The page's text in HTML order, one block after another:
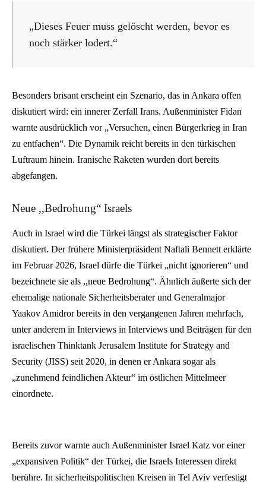
„Dieses Feuer muss gelöscht werden, bevor es
noch stärker lodert.“
Besonders brisant erscheint ein Szenario, das in Ankara offen
diskutiert wird: ein innerer Zerfall Irans. Außenminister Fidan
warnte ausdrücklich vor „Versuchen, einen Bürgerkrieg in Iran
zu entfachen“. Die Dynamik reicht bereits in den türkischen
Luftraum hinein. Iranische Raketen wurden dort bereits
abgefangen.
Neue ,,Bedrohung“ Israels
Auch in Israel wird die Türkei längst als strategischer Faktor
diskutiert. Der frühere Ministerpräsident Naftali Bennett erklärte
im Februar 2026, Israel dürfe die Türkei „nicht ignorieren“ und
bezeichnete sie als ,,neue Bedrohung“. Ähnlich äußerte sich der
ehemalige nationale Sicherheitsberater und Generalmajor
Yaakov Amidror bereits in den vergangenen Jahren mehrfach,
unter anderem in Interviews in Interviews und Beiträgen für den
israelischen Thinktank Jerusalem Institute for Strategy and
Security (JISS) seit 2020, in denen er Ankara sogar als
„zunehmend feindlichen Akteur“ im östlichen Mittelmeer
einordnete.
Bereits zuvor warnte auch Außenminister Israel Katz vor einer
„expansiven Politik“ der Türkei, die Israels Interessen direkt
berühre. In sicherheitspolitischen Kreisen in Tel Aviv verfestigt